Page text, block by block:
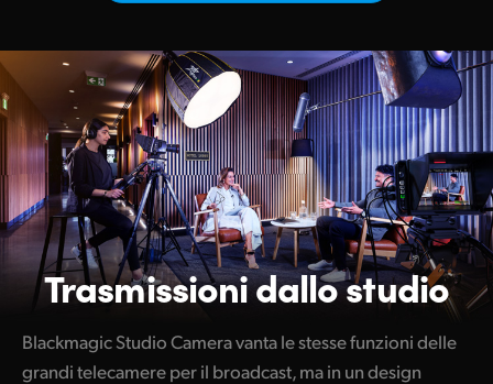
Poland
Portugal
Singapore
South Africa
Spain
Sweden
Chinese Taipei
Trasmissioni dallo studio
Blackmagic Studio Camera vanta le stesse funzioni delle
grandi telecamere per il broadcast, ma in un design